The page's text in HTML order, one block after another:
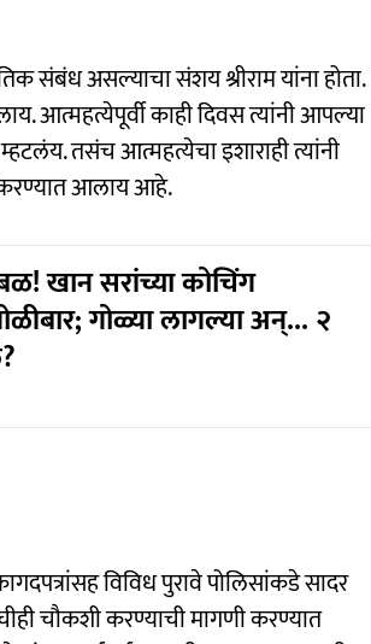
संबंध असल्याचा संशय श्रीराम यांना होता.
आत्महत्येपूर्वी काही दिवस त्यांनी आपल्या
म्हटलंय. तसंच आत्महत्येचा इशाराही त्यांनी
करण्यात आलाय आहे.
खान सरांच्या कोचिंग
गोळ्या लागल्या अन्... २
विविध पुरावे पोलिसांकडे सादर
चौकशी करण्याची मागणी करण्यात